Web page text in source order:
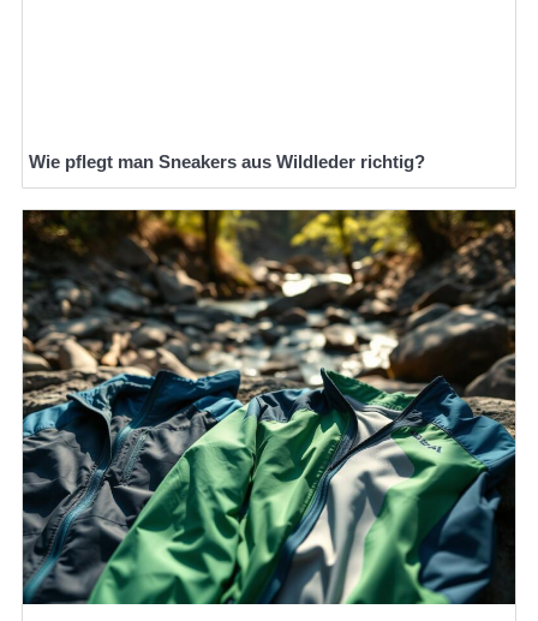
Wie pflegt man Sneakers aus Wildleder richtig?